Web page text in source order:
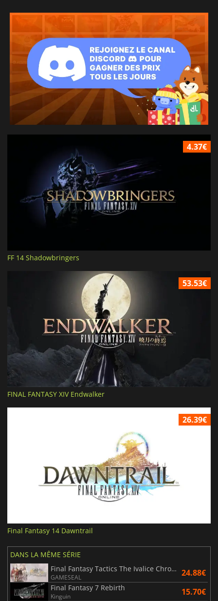
4.37€
FF 14 Shadowbringers
53.53€
FINAL FANTASY XIV Endwalker
26.39€
Final Fantasy 14 Dawntrail
DANS LA MÊME SÉRIE
Final Fantasy Tactics The Ivalice Chronicles
GAMESEAL 24.88€
Final Fantasy 7 Rebirth
Kinguin 15.70€